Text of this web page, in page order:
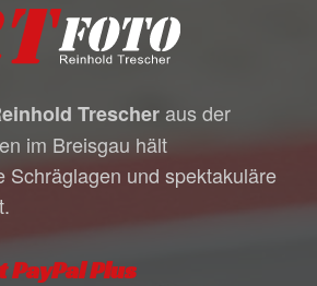
im Warenkorb.
Trescheraus der
im Breisgau hält
Schräglagen und spektakuläre
Plus